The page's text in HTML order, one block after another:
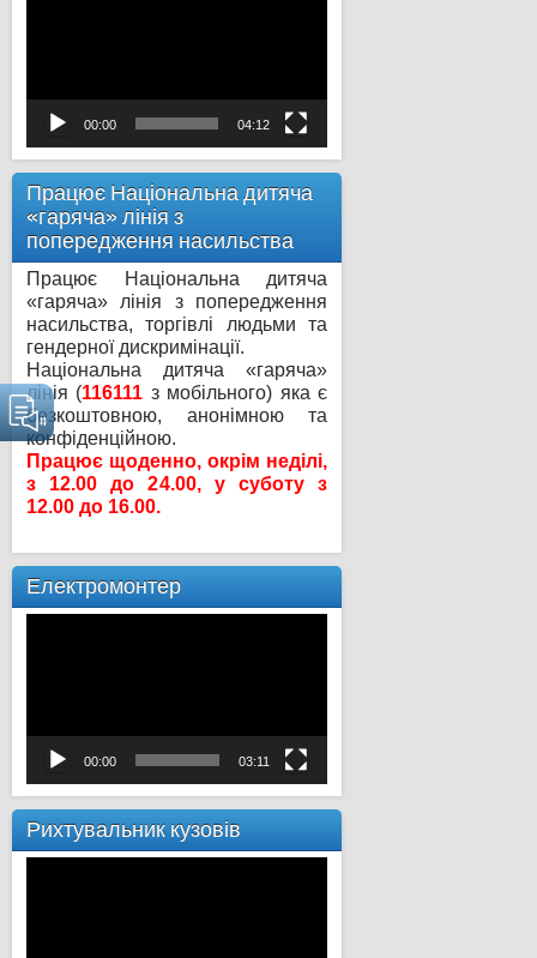
00:00 04:12
Працює Національна дитяча
«гаряча» лінія з
попередження насильства
Працює Національна дитяча
«гаряча» лінія з попередження
насильства, торгівлі людьми та
гендерної дискримінації.
Національна дитяча «гаряча»
лінія (116111 з мобільного) яка є
безкоштовною, анонімною та
конфіденційною.
Працює щоденно, окрім неділі,
з 12.00 до 24.00, у суботу з
12.00 до 16.00.
Електромонтер
00:00 03:11
Рихтувальник кузовів